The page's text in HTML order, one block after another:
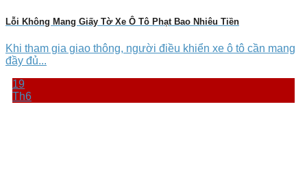
Lỗi Không Mang Giấy Tờ Xe Ô Tô Phạt Bao Nhiêu Tiền
Khi tham gia giao thông, người điều khiển xe ô tô cần mang
đầy đủ...
19
Th6